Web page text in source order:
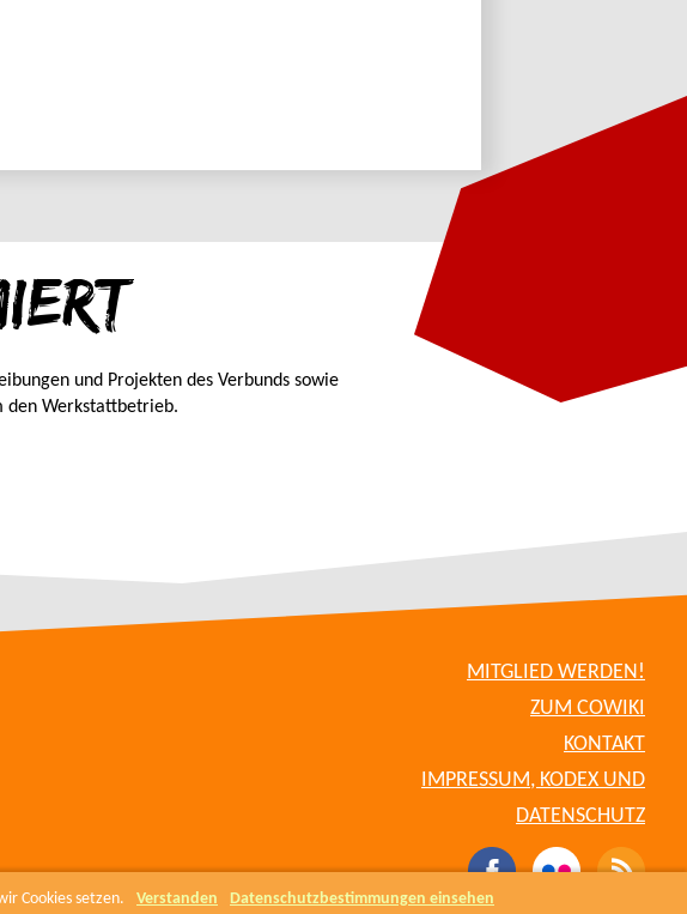
Cookies setzen. Verstanden Datenschutzbestimmungen einsehen
und Projekten des Verbunds sowie
den Werkstattbetrieb.
MITGLIED WERDEN!
ZUM COWIKI
KONTAKT
IMPRESSUM, KODEX UND
DATENSCHUTZ